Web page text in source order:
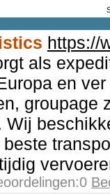
https://
als
en
groupage
Wij